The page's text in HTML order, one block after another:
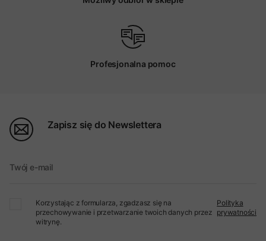
Profesjonalna pomoc
Zapisz się do Newslettera
Twój e-mail
Korzystając z formularza, zgadzasz się na
przechowywanie i przetwarzanie twoich danych przez
witrynę.
Polityka
prywatności